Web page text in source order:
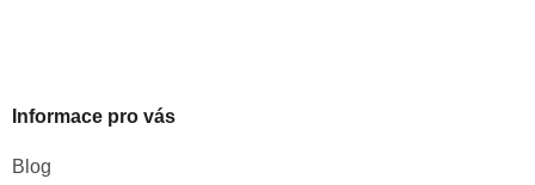
Informace pro vás
Blog